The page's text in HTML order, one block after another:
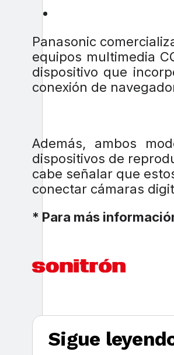
Panasonic
equipos multimedia
dispositivo que
conexión de
Además, ambos
dispositivos de
cabe señalar que
conectar cámaras
* Para más
Sigue